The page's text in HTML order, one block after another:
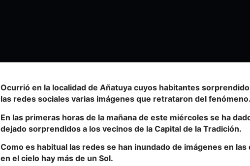
Ocurrió en la localidad de Añatuya cuyos habitantes
las redes sociales varias imágenes que retrataron del fenómeno.
En las primeras horas de la mañana de este miércoles se ha
dejado sorprendidos a los vecinos de la Capital de la Tradición.
Como es habitual las redes se han inundado de imágenes en
en el cielo hay más de un Sol.